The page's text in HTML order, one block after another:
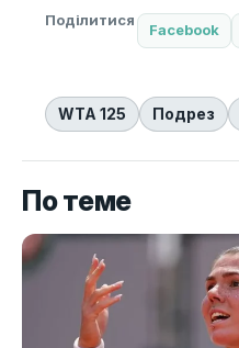
Поділитися
Facebook
WTA 125 Подрез
По теме